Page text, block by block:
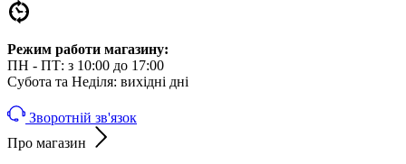
Режим работи магазину:
ПН - ПТ: з 10:00 до 17:00
Субота та Неділя: вихідні дні
Зворотній зв'язок
Про магазин